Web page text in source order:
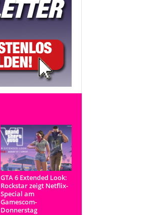
GTA 6 Extended Look:
Rockstar zeigt Netflix-
Special am
Gamescom-
Donnerstag